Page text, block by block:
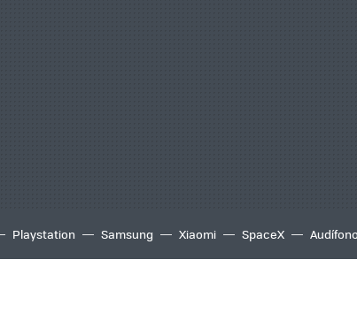
Playstation Samsung Xiaomi SpaceX